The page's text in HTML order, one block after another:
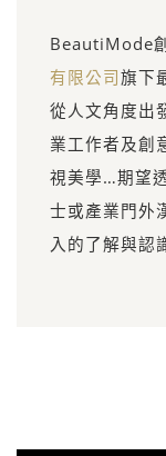
BeautiMode
有限公司旗下
從人文角度出
業工作者及創
視美學…期望
士或產業門外
入的了解與認